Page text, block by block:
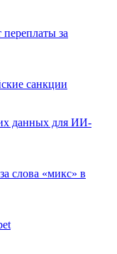
за
санкции
данных для ИИ-
слова «микс» в